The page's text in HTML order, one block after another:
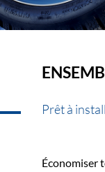
Prêt à
Économiser